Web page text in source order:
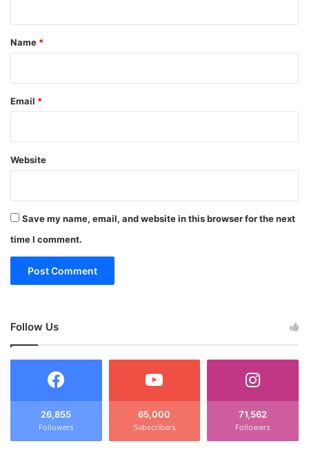
*
Name *
Email *
Website
Save my name, email, and website in this browser for the next
time I comment.
Follow Us
26,855
Followers
65,000
Subscribers
71,562
Followers